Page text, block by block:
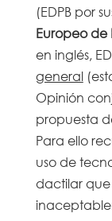
(EDPB por
Europeo de
en inglés,
general
Opinión
propuesta
Para ello
uso de
dactilar que